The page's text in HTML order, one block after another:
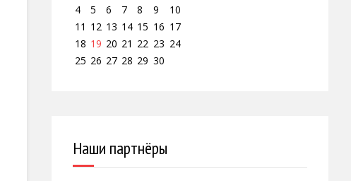
4
5 6 7 8 9
10
11 12 13 14 15 16 17
18 19 20 21 22 23 24
25 26 27 28 29 30
Наши партнёры